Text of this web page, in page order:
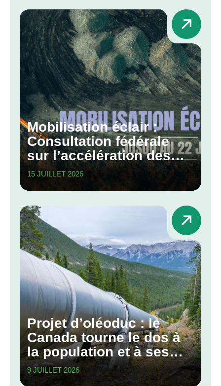
Mobilisation éclair :
Consultation fédérale
sur l’accélération des
grands projets
15 JUILLET 2026
Projet d’oléoduc : le
Canada tourne le dos à
la population et à ses
engagements
climatiques
9 JUILLET 2026